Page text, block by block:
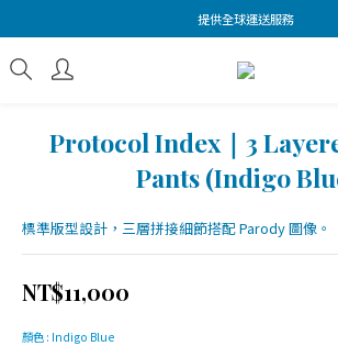
提供全球運送服務
Protocol Index｜3
Pants (Indigo
標準版型設計，三層拼接細節搭配 Parody 圖像。
NT$11,000
顏色 : Indigo Blue